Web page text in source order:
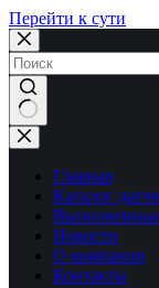
Перейти к сути
Ничего
не
найденоГлавная
Каталог
Новости
О компании
Контакты